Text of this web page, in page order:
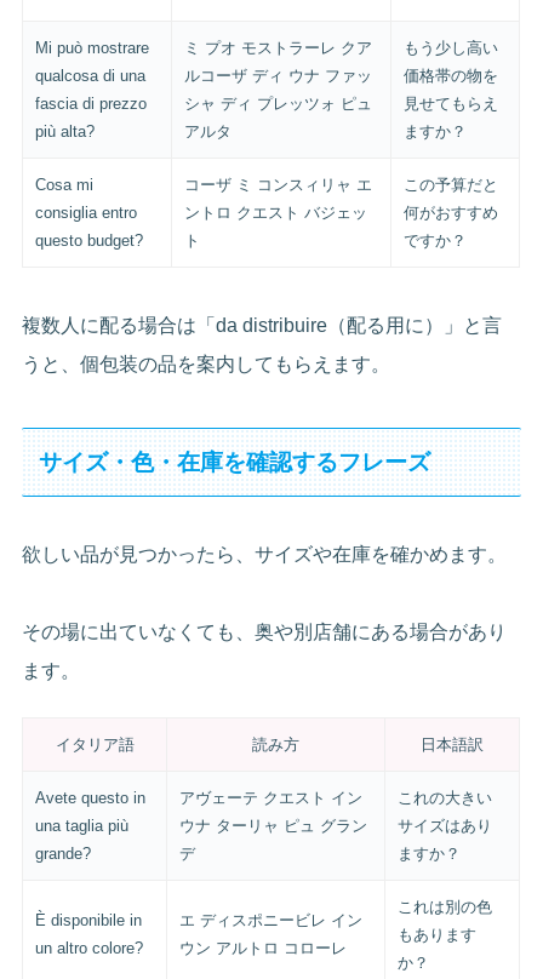
Mi può mostrare
qualcosa di una
fascia di prezzo
più alta?
ミ プオ モストラーレ クア
ルコーザ ディ ウナ ファッ
シャ ディ プレッツォ ピュ
アルタ
もう少し高い
価格帯の物を
見せてもらえ
ますか？
Cosa mi
consiglia entro
questo budget?
コーザ ミ コンスィリャ エ
ントロ クエスト バジェッ
ト
この予算だと
何がおすすめ
ですか？
複数人に配る場合は「da distribuire（配る用に）」と言
うと、個包装の品を案内してもらえます。
サイズ・色・在庫を確認するフレーズ
欲しい品が見つかったら、サイズや在庫を確かめます。
その場に出ていなくても、奥や別店舗にある場合があり
ます。
イタリア語 読み方 日本語訳
Avete questo in
una taglia più
grande?
アヴェーテ クエスト イン
ウナ ターリャ ピュ グラン
デ
これの大きい
サイズはあり
ますか？
È disponibile in
un altro colore?
エ ディスポニービレ イン
ウン アルトロ コローレ
これは別の色
もあります
か？